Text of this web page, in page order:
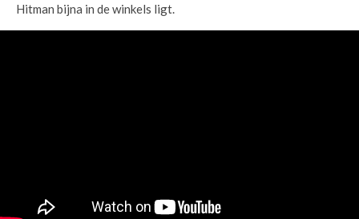
Hitman bijna in de winkels ligt.